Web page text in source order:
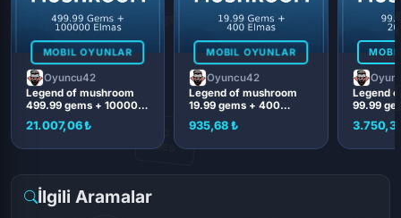
MOBIL OYUNLAR
Oyuncu42
Legend of mushroom
499.99 gems + 100000
elmas
21.007,06 ₺
MOBIL OYUNLAR
Oyuncu42
Legend of mushroom
19.99 gems + 400
elmas
935,68 ₺
Legend
99.99
elmas
İlgili Aramalar